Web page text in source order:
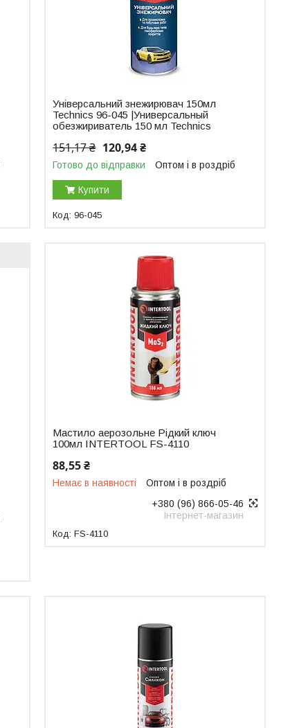
Універсальний знежирювач 150мл
Technics 96-045 |Универсальный
обезжириватель 150 мл Technics
151,17 ₴ 120,94 ₴
Готово до відправки Оптом і в роздріб
Купити
96-045
Мастило аерозольне Рідкий ключ
100мл INTERTOOL FS-4110
88,55 ₴
Немає в наявності
Оптом і в роздріб
+380 (96) 866-05-46
Інтернет-магазин
FS-4110